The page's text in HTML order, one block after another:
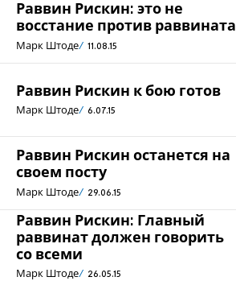
Раввин Рискин: это не
восстание против раввината
Марк Штоде 11.08.15
Раввин Рискин к бою готов
Марк Штоде 6.07.15
Раввин Рискин останется на
своем посту
Марк Штоде 29.06.15
Раввин Рискин: Главный
раввинат должен говорить
со всеми
Марк Штоде 26.05.15